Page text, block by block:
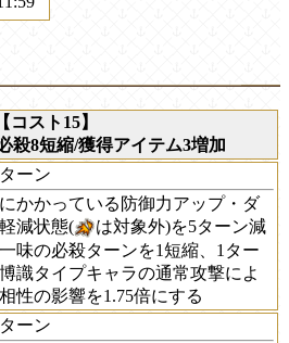
【コスト15】
殺8短縮/獲得アイテム3増加
ーン
かかっている防御力アップ・ダ
減状態(
は対象外)を5ターン減
味の必殺ターンを1短縮、1ター
識タイプキャラの通常攻撃によ
性の影響を1.75倍にする
ーン